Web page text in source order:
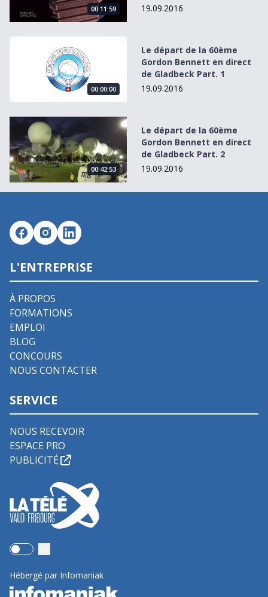
00:11:59
19.09.2016
00:00:00
Le départ de la 60ème
Gordon Bennett en direct
de Gladbeck Part. 1
19.09.2016
Le départ de la 60ème Gordon Bennett en direct de
00:42:53
Le départ de la 60ème
Gordon Bennett en direct
de Gladbeck Part. 2
19.09.2016
L'ENTREPRISE
À PROPOS
FORMATIONS
EMPLOI
BLOG
CONCOURS
NOUS CONTACTER
SERVICE
NOUS RECEVOIR
ESPACE PRO
PUBLICITÉ
Use setting
Hébergé par Infomaniak